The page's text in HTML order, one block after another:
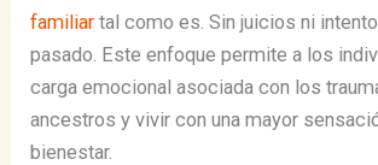
familiar tal como es. Sin juicios ni
pasado​​. Este enfoque permite a los
carga emocional asociada con los
ancestros y vivir con una mayor
bienestar.